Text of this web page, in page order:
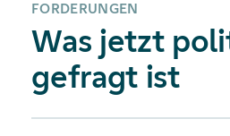
FORDERUNGEN
Was jetzt
gefragt ist